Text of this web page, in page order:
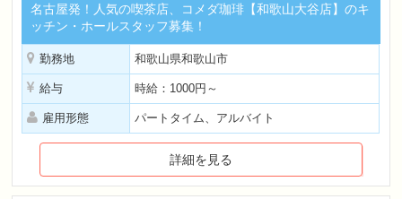
名古屋発！人気の喫茶店、コメダ珈琲【和歌山大谷店】のキ
ッチン・ホールスタッフ募集！
勤務地 和歌山県和歌山市
給与 時給：1000円～
雇用形態 パートタイム、アルバイト
詳細を見る